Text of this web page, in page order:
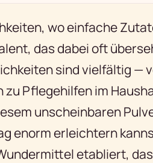
wo einfache
das dabei oft
sind vielfältig —
zu Pflegehilfen im
unscheinbaren
enorm erleichtern
etabliert,